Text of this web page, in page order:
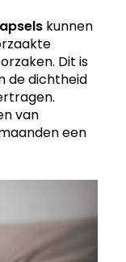
kunnen
Dit is
de dichtheid
van
een